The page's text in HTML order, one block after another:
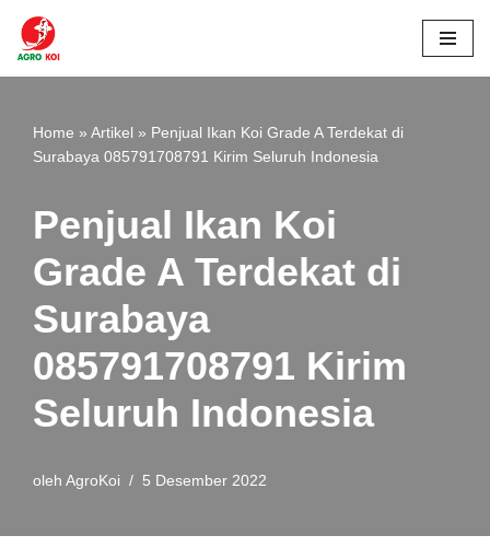
Lompat
Home » Artikel » Penjual Ikan Koi Grade A Terdekat di
Surabaya 085791708791 Kirim Seluruh Indonesia
Penjual Ikan Koi
Grade A Terdekat di
Surabaya
085791708791 Kirim
Seluruh Indonesia
oleh AgroKoi 5 Desember 2022